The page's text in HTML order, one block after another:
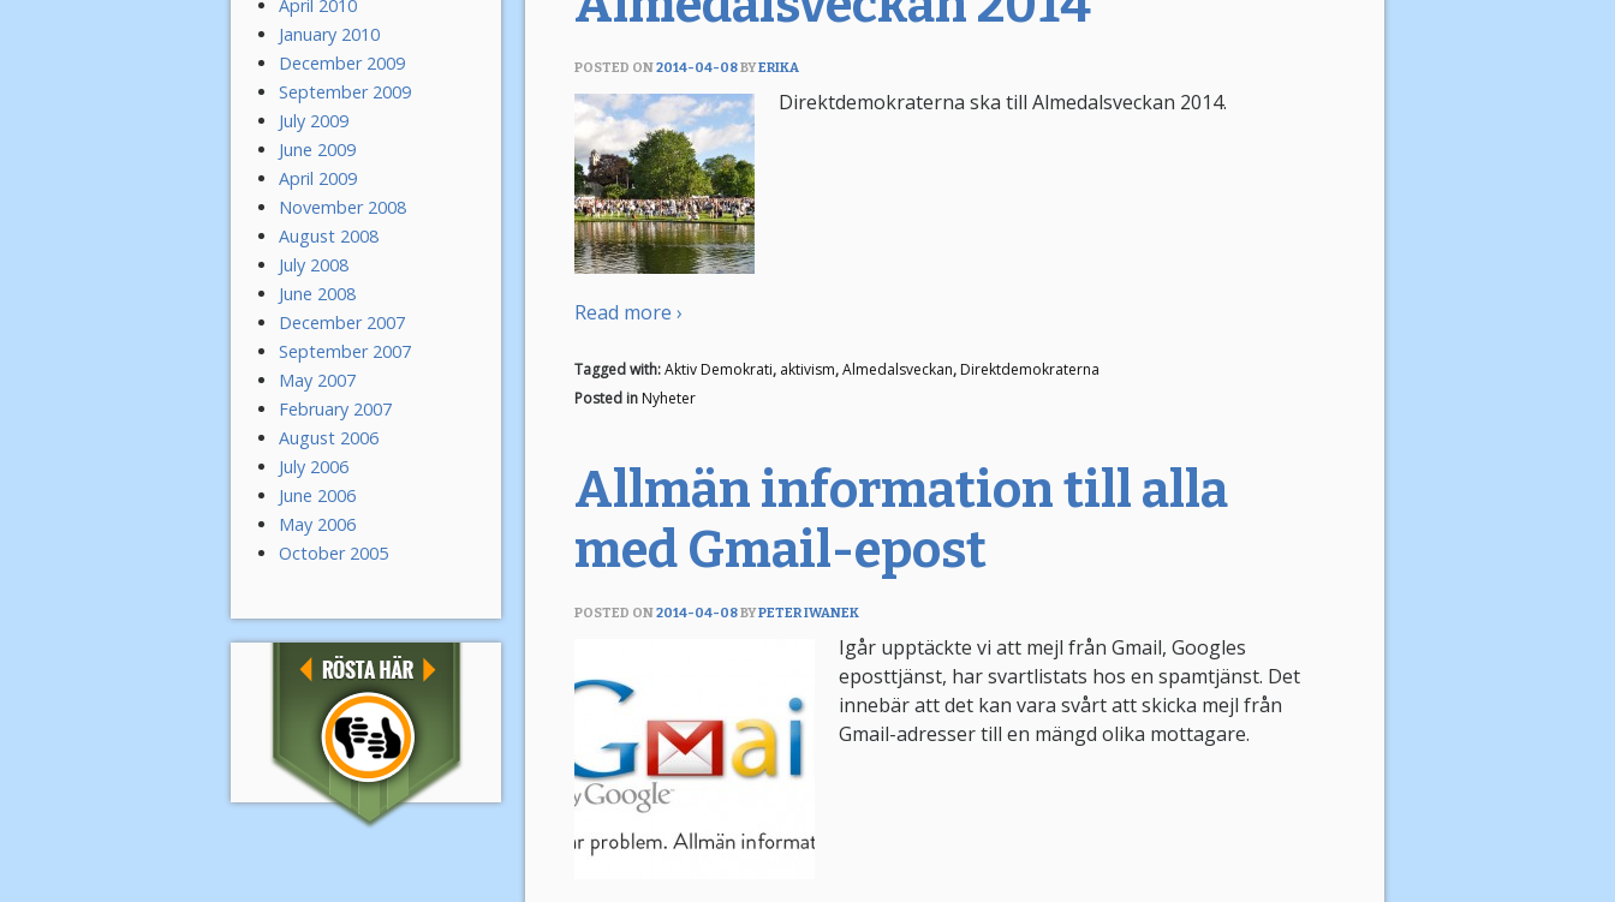
POSTED ON2014-04-08BYERIKA
Direktdemokraterna ska till Almedalsveckan 2014.
Read more ›
Tagged with:Aktiv Demokrati, aktivism,Almedalsveckan, Direktdemokraterna
Posted in Nyheter
Allmän information till alla
med Gmail-epost
POSTED ON2014-04-08BYPETER IWANEK
Igår upptäckte vi att mejl från Gmail, Googles
eposttjänst, har svartlistats hos en spamtjänst. Det
innebär att det kan vara svårt att skicka mejl från
Gmail-adresser till en mängd olika mottagare.
April 2010
January 2010
December 2009
September 2009
July 2009
June 2009
April 2009
November 2008
August 2008
July 2008
June 2008
December 2007
September 2007
May 2007
February 2007
August 2006
July 2006
June 2006
May 2006
October 2005